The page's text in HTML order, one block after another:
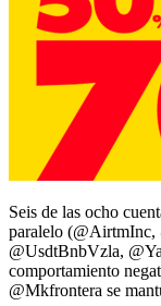
Seis de las ocho
paralelo (@AirtmInc,
@UsdtBnbVzla,
comportamiento
@Mkfrontera se